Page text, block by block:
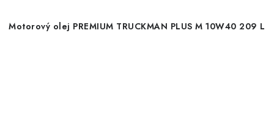
Motorový olej PREMIUM TRUCKMAN PLUS M 10W40 209 L